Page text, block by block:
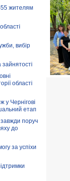
жителям
вибір
області
у Чернігові
етап
поруч
до
за успіхи